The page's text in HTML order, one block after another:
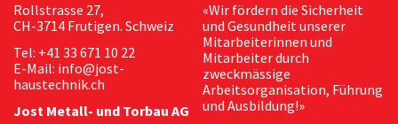
Rollstrasse 27,
CH-3714 Frutigen. Schweiz
Tel: +41 33 671 10 22
E-Mail: info@jost-
haustechnik.ch
Jost Metall- und Torbau AG
«Wir fördern die Sicherheit
und Gesundheit unserer
Mitarbeiterinnen und
Mitarbeiter durch
zweckmässige
Arbeitsorganisation, Führung
und Ausbildung!»